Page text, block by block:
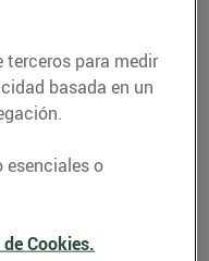
para medir
basada en un
esenciales o
Cookies.